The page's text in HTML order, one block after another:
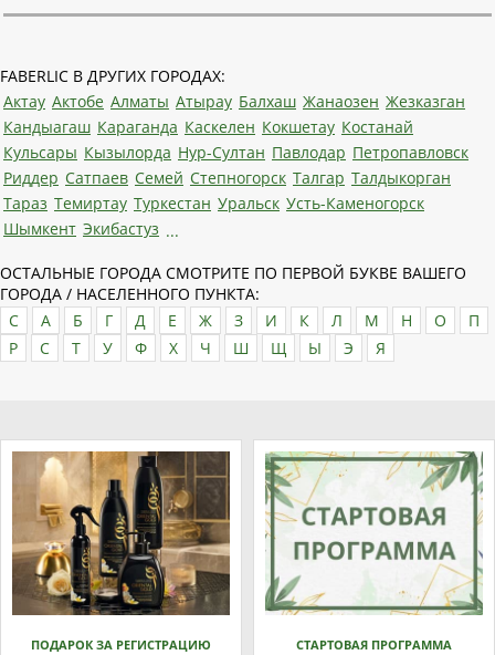
FABERLIC В ДРУГИХ ГОРОДАХ:
Актау Актобе Алматы Атырау Балхаш Жанаозен Жезказган
Кандыагаш Караганда Каскелен Кокшетау Костанай
Кульсары Кызылорда Нур-Султан Павлодар Петропавловск
Риддер Сатпаев Семей Степногорск Талгар Талдыкорган
Тараз Темиртау Туркестан Уральск Усть-Каменогорск
Шымкент Экибастуз ...
ОСТАЛЬНЫЕ ГОРОДА СМОТРИТЕ ПО ПЕРВОЙ БУКВЕ ВАШЕГО
ГОРОДА / НАСЕЛЕННОГО ПУНКТА:
C
А Б Г Д Е Ж З И К Л М Н О
П
Р
С Т У Ф Х Ч Ш Щ Ы Э Я
ПОДАРОК ЗА РЕГИСТРАЦИЮ СТАРТОВАЯ ПРОГРАММА